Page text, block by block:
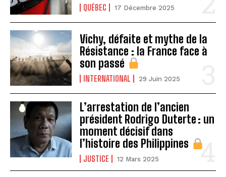
QUÉBEC 17 Décembre 2025
Vichy, défaite et mythe de la
Résistance : la France face à
son passé
INTERNATIONAL 29 Juin 2025
L’arrestation de l’ancien
président Rodrigo Duterte : un
moment décisif dans
l’histoire des Philippines
JUSTICE 12 Mars 2025